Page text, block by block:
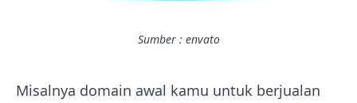
Sumber : envato
Misalnya domain awal kamu untuk berjualan